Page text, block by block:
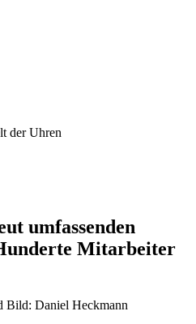
umfassenden
Mitarbeiter
Bild: Daniel Heckmann